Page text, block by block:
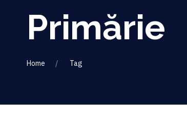
Primărie
Home Tag